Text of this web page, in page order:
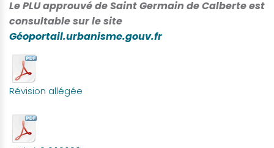
Le PLU approuvé de Saint Germain de Calberte est
consultable sur le site
Géoportail.urbanisme.gouv.fr
Révision allégée